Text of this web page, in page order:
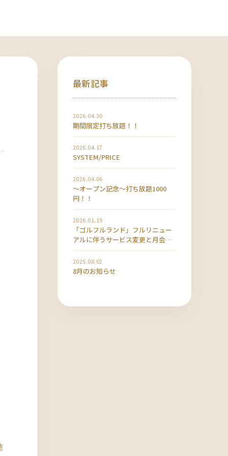
最新記事
2026.04.30
期間限定打ち放題！！
2026.04.17
SYSTEM/PRICE
2026.04.06
〜オープン記念〜打ち放題1000
円！！
2026.01.19
「ゴルフルランド」フルリニュー
アルに伴うサービス変更と月会費
改定のお知らせ
2025.08.02
8月のお知らせ